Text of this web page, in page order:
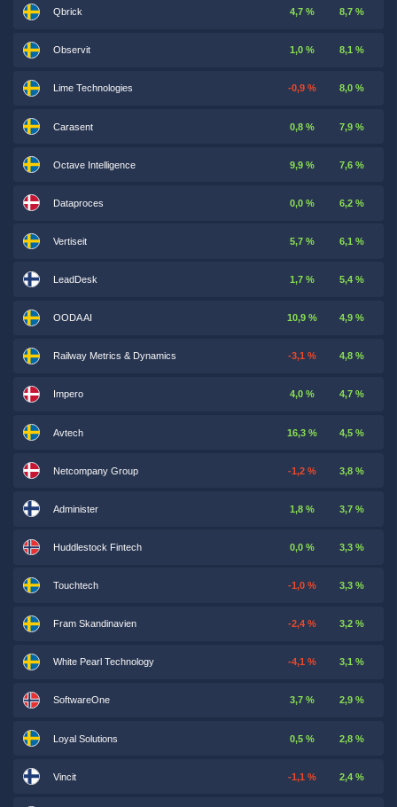
Qbrick 4,7 % 8,7 %
Observit 1,0 % 8,1 %
Lime Technologies -0,9 % 8,0 %
Carasent 0,8 % 7,9 %
Octave Intelligence 9,9 % 7,6 %
Dataproces 0,0 % 6,2 %
Vertiseit 5,7 % 6,1 %
LeadDesk 1,7 % 5,4 %
OODA AI 10,9 % 4,9 %
Railway Metrics & Dynamics -3,1 % 4,8 %
Impero 4,0 % 4,7 %
Avtech 16,3 % 4,5 %
Netcompany Group -1,2 % 3,8 %
Administer 1,8 % 3,7 %
Huddlestock Fintech 0,0 % 3,3 %
Touchtech -1,0 % 3,3 %
Fram Skandinavien -2,4 % 3,2 %
White Pearl Technology -4,1 % 3,1 %
SoftwareOne 3,7 % 2,9 %
Loyal Solutions 0,5 % 2,8 %
Vincit -1,1 % 2,4 %